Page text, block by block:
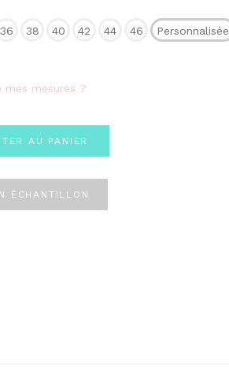
36 38 40 42 44 46
Personnalisée
mes mesures ?
AU PANIER
ÉCHANTILLON